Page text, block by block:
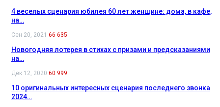
4 веселых сценария юбилея 60 лет женщине: дома, в кафе,
на…
Сен 20, 2021 66 635
Новогодняя лотерея в стихах с призами и предсказаниями
на…
Дек 12, 2020 60 999
10 оригинальных интересных сценария последнего звонка
2024…